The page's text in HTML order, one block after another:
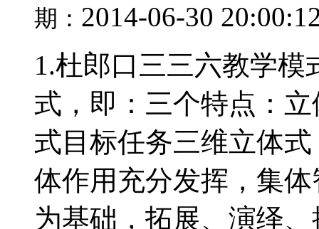
期： 2014-06-30
1.杜郎口三三六教学
式，即：三个特点：
式目标任务三维立体
体作用充分发挥，集
为基础，拓展、演绎